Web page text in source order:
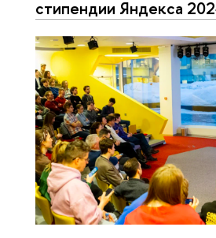
стипендии Яндекса